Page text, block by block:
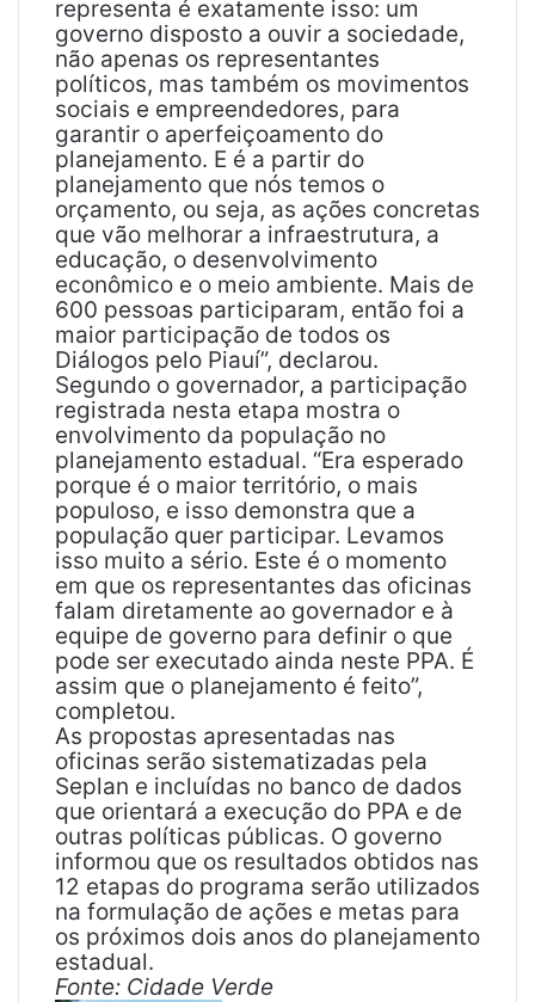
representa é exatamente isso: um
governo disposto a ouvir a sociedade,
não apenas os representantes
políticos, mas também os movimentos
sociais e empreendedores, para
garantir o aperfeiçoamento do
planejamento. E é a partir do
planejamento que nós temos o
orçamento, ou seja, as ações concretas
que vão melhorar a infraestrutura, a
educação, o desenvolvimento
econômico e o meio ambiente. Mais de
600 pessoas participaram, então foi a
maior participação de todos os
Diálogos pelo Piauí”, declarou.
Segundo o governador, a participação
registrada nesta etapa mostra o
envolvimento da população no
planejamento estadual. “Era esperado
porque é o maior território, o mais
populoso, e isso demonstra que a
população quer participar. Levamos
isso muito a sério. Este é o momento
em que os representantes das oficinas
falam diretamente ao governador e à
equipe de governo para definir o que
pode ser executado ainda neste PPA. É
assim que o planejamento é feito”,
completou.
As propostas apresentadas nas
oficinas serão sistematizadas pela
Seplan e incluídas no banco de dados
que orientará a execução do PPA e de
outras políticas públicas. O governo
informou que os resultados obtidos nas
12 etapas do programa serão utilizados
na formulação de ações e metas para
os próximos dois anos do planejamento
estadual.
Fonte: Cidade Verde